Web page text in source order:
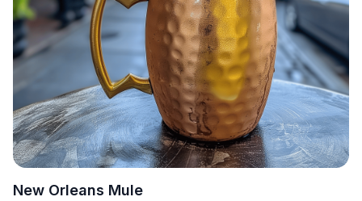
New Orleans Mule